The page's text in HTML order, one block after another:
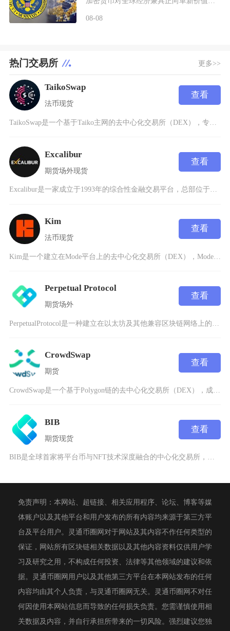
08-08
热门交易所 更多>>
TaikoSwap
法币现货
查看
Excalibur
期货场外现货
查看
Excalibur是一家成立于1993年的综合性金融交易平台，总部位于香港，隶属于骏溢环球
Kim
法币现货
查看
Kim是一个建立在Mode平台上的去中心化交易所（DEX），Mode平台是以太坊第2层解决
Perpetual Protocol
期货场外
查看
CrowdSwap
期货
查看
CrowdSwap是一个基于Polygon链的去中心化交易所（DEX），成立于2021年，
BIB
期货现货
查看
BIB是全球首家将平台币与NFT技术深度融合的中心化交易所，隶属于开曼群岛的InDexTr
免责声明：本网站、超链接、相关应用程序、论坛、博客等媒
体账户以及其他平台和用户发布的所有内容均来源于第三方平
台及平台用户。灵通币圈网对于网站及其内容不作任何类型的
保证，网站所有区块链相关数据以及其他内容资料仅供用户学
习及研究之用，不构成任何投资、法律等其他领域的建议和依
据。灵通币圈网用户以及其他第三方平台在本网站发布的任何
内容均由其个人负责，与灵通币圈网无关。灵通币圈网不对任
何因使用本网站信息而导致的任何损失负责。您需谨慎使用相
关数据及内容，并自行承担所带来的一切风险。强烈建议您独